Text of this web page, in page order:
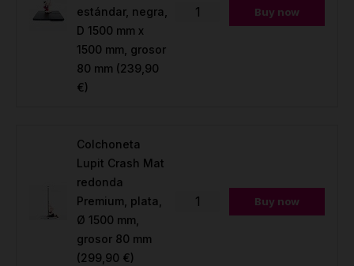
estándar, negra,
D 1500 mm x
1500 mm, grosor
80 mm (239,90
€)
Buy now
Colchoneta
Lupit Crash Mat
redonda
Premium, plata,
Ø 1500 mm,
grosor 80 mm
(299,90 €)
Buy now